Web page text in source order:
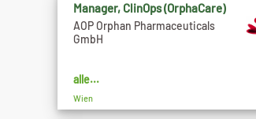
Manager, ClinOps (OrphaCare)
AOP Orphan Pharmaceuticals
GmbH
alle...
Wien